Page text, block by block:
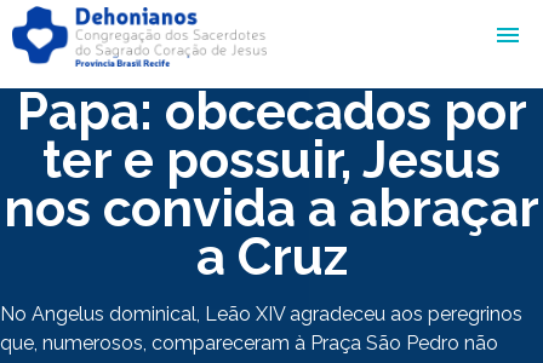
Papa: obcecados por
ter e possuir, Jesus
nos convida a abraçar
a Cruz
No Angelus dominical, Leão XIV agradeceu aos peregrinos
que, numerosos, compareceram à Praça São Pedro não